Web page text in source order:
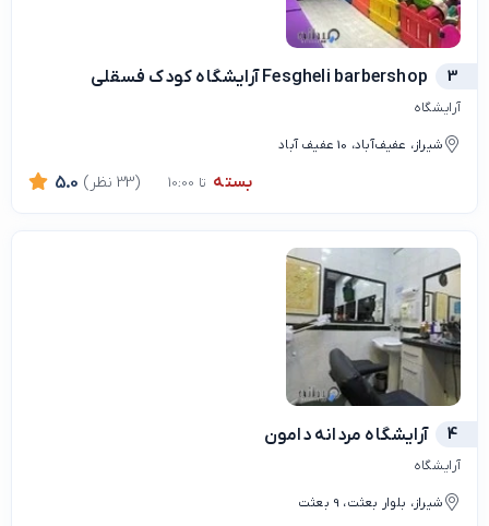
3 Fesgheli barbershop آرايشگاه كودك فسقلي
آرایشگاه
شیراز، عفیف‌آباد، 10 عفیف آباد
بسته تا 10:00 5.0 (33 نظر)
4 آرایشگاه مردانه دامون
آرایشگاه
شیراز، بلوار بعثت، 9 بعثت